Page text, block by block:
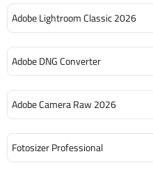
Adobe Lightroom Classic 2026
Adobe DNG Converter
Adobe Camera Raw 2026
Fotosizer Professional